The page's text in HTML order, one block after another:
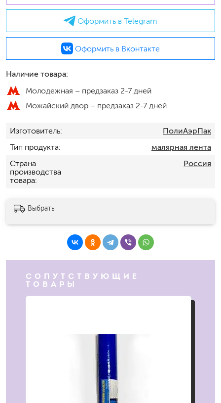
Оформить в Telegram
Оформить в Вконтакте
Наличие товара:
Молодежная – предзаказ 2-7 дней
Можайский двор – предзаказ 2-7 дней
Изготовитель
ПолиАэрПак
Тип продукта
малярная лента
Страна
производства
товара
Россия
Выбрать
СОПУТСТВУЮЩИЕ
ТОВАРЫ